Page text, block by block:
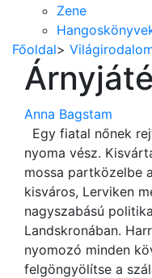
Zene
Főoldal>
Anna Bagstam
Egy fiatal nőnek
nyoma vész.
mossa partközelbe
kisváros, Lerviken
nagyszabású
Landskronában.
nyomozó minden
felgöngyölítse a